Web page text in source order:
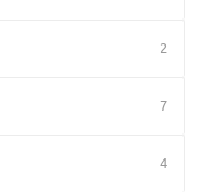
2
7
4